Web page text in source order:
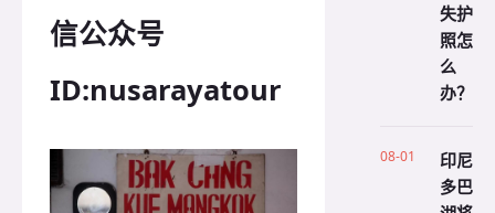
信公众号
ID:nusarayatour
失护
照怎
么
办？
08-01
印尼
多巴